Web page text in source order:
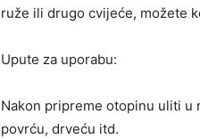
ruže ili drugo cvijeće, možete
Upute za uporabu:
Nakon pripreme otopinu uliti u
povrću, drveću itd.